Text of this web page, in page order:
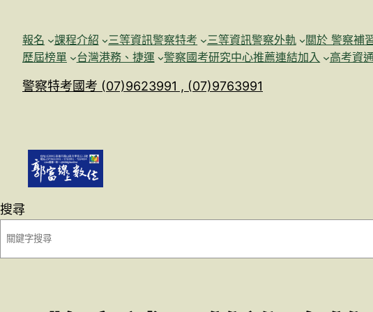
報名 課程介紹 三等資訊警察特考 三等資訊警察外軌 關於 警察補
歷屆榜單
台灣港務、捷運 警察國考研究中心推薦連結加入 高考資
警察特考國考 (07)9623991 , (07)9763991
搜尋